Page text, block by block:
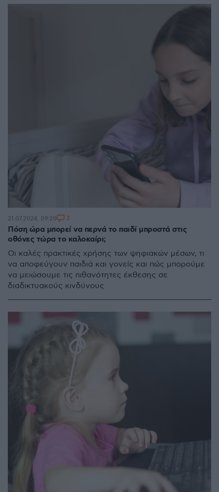
Πόση ώρα μπορεί να περνά το παιδί μπροστά στις
οθόνες τώρα το καλοκαίρι;
Οι καλές πρακτικές χρήσης των ψηφιακών μέσων, τι
να αποφεύγουν παιδιά και γονείς και πώς μπορούμε
να μειώσουμε τις πιθανότητες έκθεσης σε
διαδικτυακούς κινδύνους
21.07.2024, 09:20 2